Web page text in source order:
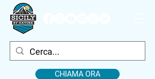
CHIAMA ORA